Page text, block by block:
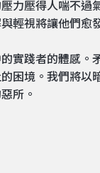
力壓得人喘不過
輕視將讓他們愈
實踐者的體感。
困境。我們將以
所。